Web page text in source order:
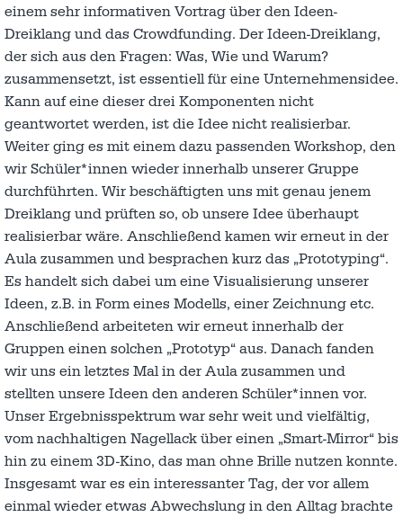
einem sehr informativen Vortrag über den Ideen-
Dreiklang und das Crowdfunding. Der Ideen-Dreiklang,
der sich aus den Fragen: Was, Wie und Warum?
zusammensetzt, ist essentiell für eine Unternehmensidee.
Kann auf eine dieser drei Komponenten nicht
geantwortet werden, ist die Idee nicht realisierbar.
Weiter ging es mit einem dazu passenden Workshop, den
wir Schüler*innen wieder innerhalb unserer Gruppe
durchführten. Wir beschäftigten uns mit genau jenem
Dreiklang und prüften so, ob unsere Idee überhaupt
realisierbar wäre. Anschließend kamen wir erneut in der
Aula zusammen und besprachen kurz das „Prototyping“.
Es handelt sich dabei um eine Visualisierung unserer
Ideen, z.B. in Form eines Modells, einer Zeichnung etc.
Anschließend arbeiteten wir erneut innerhalb der
Gruppen einen solchen „Prototyp“ aus. Danach fanden
wir uns ein letztes Mal in der Aula zusammen und
stellten unsere Ideen den anderen Schüler*innen vor.
Unser Ergebnisspektrum war sehr weit und vielfältig,
vom nachhaltigen Nagellack über einen „Smart-Mirror“ bis
hin zu einem 3D-Kino, das man ohne Brille nutzen konnte.
Insgesamt war es ein interessanter Tag, der vor allem
einmal wieder etwas Abwechslung in den Alltag brachte